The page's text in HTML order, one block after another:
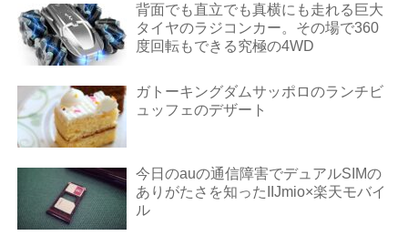
背面でも直立でも真横にも走れる巨大
タイヤのラジコンカー。その場で360
度回転もできる究極の4WD
ガトーキングダムサッポロのランチビ
ュッフェのデザート
今日のauの通信障害でデュアルSIMの
ありがたさを知ったIIJmio×楽天モバイ
ル